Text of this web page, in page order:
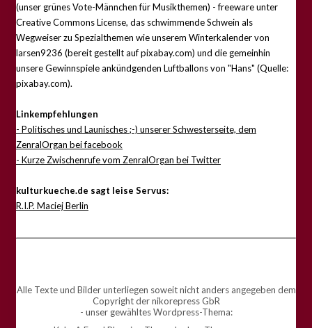
(unser grünes Vote-Männchen für Musikthemen) - freeware unter
Creative Commons License, das schwimmende Schwein als
Wegweiser zu Spezialthemen wie unserem Winterkalender von
larsen9236 (bereit gestellt auf pixabay.com) und die gemeinhin
unsere Gewinnspiele ankündgenden Luftballons von "Hans" (Quelle:
pixabay.com).
Linkempfehlungen
- Politisches und Launisches ;-) unserer Schwesterseite, dem
ZenralOrgan bei facebook
- Kurze Zwischenrufe vom ZenralOrgan bei Twitter
kulturkueche.de sagt leise Servus:
R.I.P. Maciej Berlin
Alle Texte und Bilder unterliegen soweit nicht anders angegeben dem
Copyright der nikorepress GbR
- unser gewähltes Wordpress-Thema: